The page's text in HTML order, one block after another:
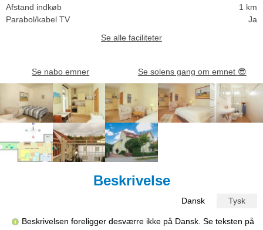
Afstand indkøb
1 km
Parabol/kabel TV
Ja
Se alle faciliteter
Se nabo emner Se solens gang om emnet 😎
Beskrivelse
Dansk Tysk
Beskrivelsen foreligger desværre ikke på Dansk. Se teksten på